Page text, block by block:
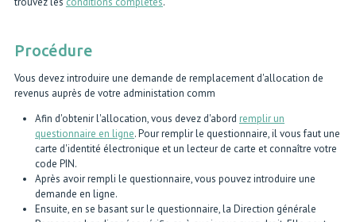
Procédure
Vous devez introduire une demande de remplacement d'allocation de
revenus auprès de votre administation comm
Afin d'obtenir l'allocation, vous devez d'abord remplir un
questionnaire en ligne. Pour remplir le questionnaire, il vous faut une
carte d'identité électronique et un lecteur de carte et connaître votre
code PIN.
Après avoir rempli le questionnaire, vous pouvez introduire une
demande en ligne.
Ensuite, en se basant sur le questionnaire, la Direction générale